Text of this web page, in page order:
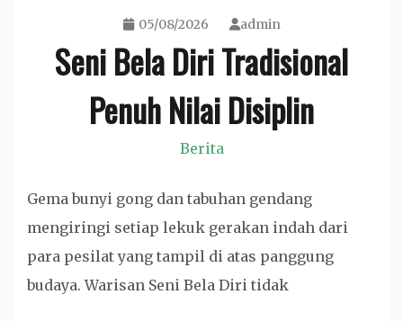
05/08/2026 admin
Seni Bela Diri Tradisional
Penuh Nilai Disiplin
Berita
Gema bunyi gong dan tabuhan gendang
mengiringi setiap lekuk gerakan indah dari
para pesilat yang tampil di atas panggung
budaya. Warisan Seni Bela Diri tidak